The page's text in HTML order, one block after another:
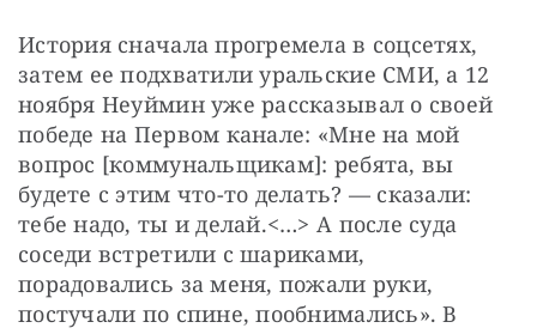
История сначала прогремела в соцсетях,
затем ее подхватили уральские СМИ, а 12
ноября Неуймин уже рассказывал о своей
победе на Первом канале: «Мне на мой
вопрос [коммунальщикам]: ребята, вы
будете с этим что-то делать? — сказали:
тебе надо, ты и делай.<…> А после суда
соседи встретили с шариками,
порадовались за меня, пожали руки,
постучали по спине, пообнимались». В